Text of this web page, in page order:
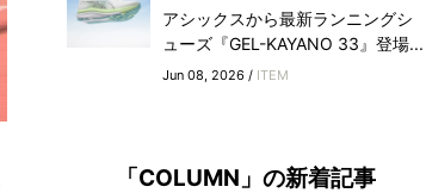
アシックスから最新ランニングシ
ューズ『GEL-KAYANO 33』登場...
Jun 08, 2026 / ITEM
「COLUMN」の新着記事